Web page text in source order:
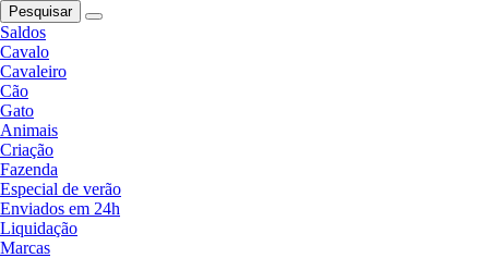
Pesquisar
Saldos
Cavalo
Cavaleiro
Cão
Gato
Animais
Criação
Fazenda
Especial de verão
Enviados em 24h
Liquidação
Marcas